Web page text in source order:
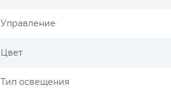
Управление
Цвет
Тип освещения